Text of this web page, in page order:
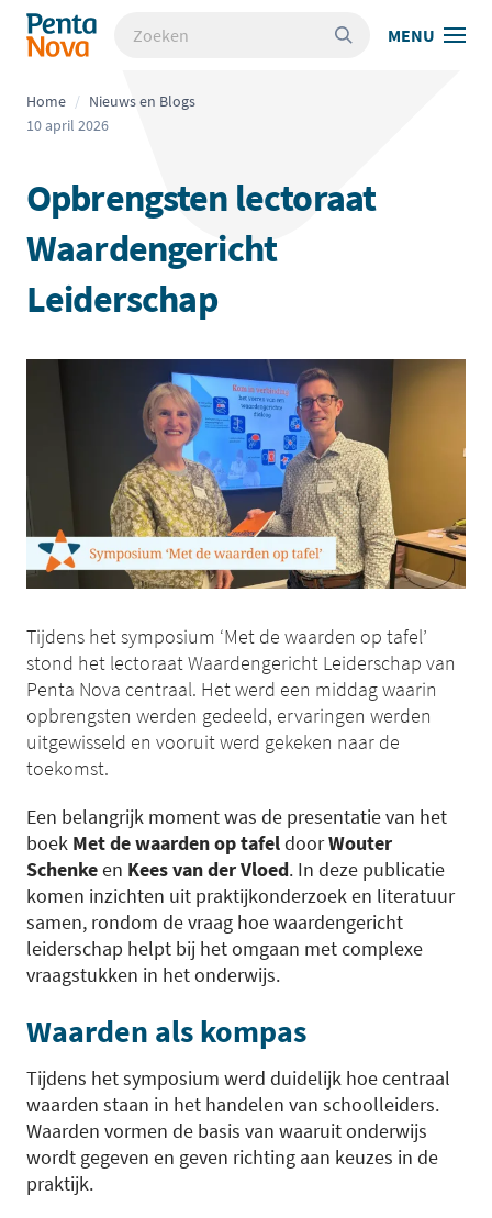
Overslaan
inhoud
Pentanova - Academie voor schoolleiderschap
Zoeken MENU
Home / Nieuws en Blogs
10 april 2026
Opbrengsten lectoraat
Waardengericht
Leiderschap
Tijdens het symposium ‘Met de waarden op tafel’
stond het lectoraat Waardengericht Leiderschap van
Penta Nova centraal. Het werd een middag waarin
opbrengsten werden gedeeld, ervaringen werden
uitgewisseld en vooruit werd gekeken naar de
toekomst.
Een belangrijk moment was de presentatie van het
boek Met de waarden op tafeldoorWouter
Schenkeen Kees van der Vloed. In deze publicatie
komen inzichten uit praktijkonderzoek en literatuur
samen, rondom de vraag hoe waardengericht
leiderschap helpt bij het omgaan met complexe
vraagstukken in het onderwijs.
Waarden als kompas
Tijdens het symposium werd duidelijk hoe centraal
waarden staan in het handelen van schoolleiders.
Waarden vormen de basis van waaruit onderwijs
wordt gegeven en geven richting aan keuzes in de
praktijk.